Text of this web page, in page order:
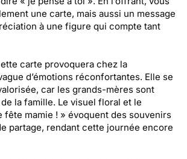
une carte, mais aussi un message
à une figure qui compte tant
carte provoquera chez la
d’émotions réconfortantes. Elle se
car les grands-mères sont
la famille. Le visuel floral et le
fête mamie ! » évoquent des souvenirs
partage, rendant cette journée encore